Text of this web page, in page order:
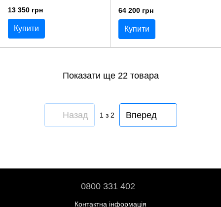
13 350 грн
Купити
64 200 грн
Купити
Показати ще 22 товара
Назад 1з 2 Вперед
0800 331 402
Контактна інформація